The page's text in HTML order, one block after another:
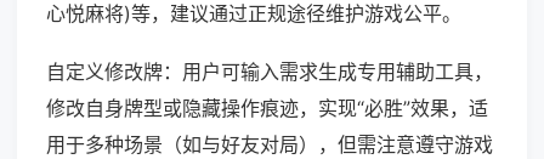
心悦麻将)等，建议通过正规途径维护游戏公平。
自定义修改牌：用户可输入需求生成专用辅助工具，
修改自身牌型或隐藏操作痕迹，实现“必胜”效果，适
用于多种场景（如与好友对局），但需注意遵守游戏